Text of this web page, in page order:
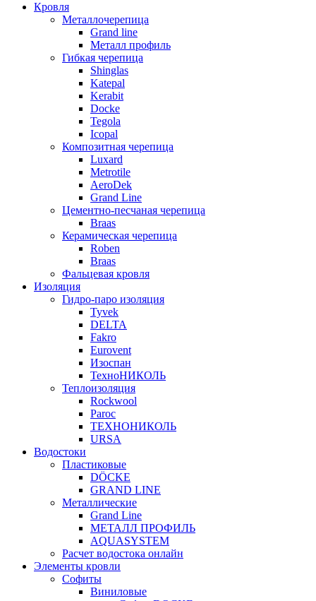
Кровля
Металлочерепица
Grand line
Металл профиль
Гибкая черепица
Shinglas
Katepal
Kerabit
Docke
Tegola
Icopal
Композитная черепица
Luxard
Metrotile
AeroDek
Grand Line
Цементно-песчаная черепица
Braas
Керамическая черепица
Roben
Braas
Фальцевая кровля
Изоляция
Гидро-паро изоляция
Tyvek
DELTA
Fakro
Eurovent
Изоспан
ТехноНИКОЛЬ
Теплоизоляция
Rockwool
Paroc
ТЕХНОНИКОЛЬ
URSA
Водостоки
Пластиковые
DÖCKE
GRAND LINE
Металлические
Grand Line
МЕТАЛЛ ПРОФИЛЬ
AQUASYSTEM
Расчет водостока онлайн
Элементы кровли
Софиты
Виниловые